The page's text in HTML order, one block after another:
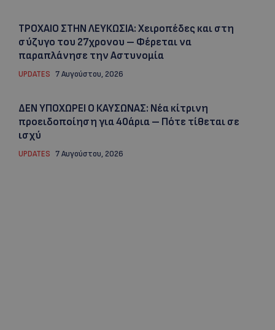
ΤΡΟΧΑΙΟ ΣΤΗΝ ΛΕΥΚΩΣΙΑ: Χειροπέδες και στη
σύζυγο του 27χρονου – Φέρεται να
παραπλάνησε την Αστυνομία
UPDATES 7 Αυγούστου, 2026
ΔΕΝ ΥΠΟΧΩΡΕΙ Ο ΚΑΥΣΩΝΑΣ: Νέα κίτρινη
προειδοποίηση για 40άρια – Πότε τίθεται σε
ισχύ
UPDATES 7 Αυγούστου, 2026